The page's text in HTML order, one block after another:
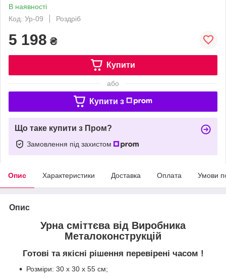
В наявності
Код: Ур-09
Роздріб
5 198 ₴
Купити
або
Купити з
Що таке купити з Пром?
Замовлення під захистом
Опис Характеристики Доставка Оплата Умови
Опис
Урна сміттєва від Виробника
Металоконструкцій
Готові та якісні рішення перевірені часом !
Розміри: 30 х 30 х 55 см;